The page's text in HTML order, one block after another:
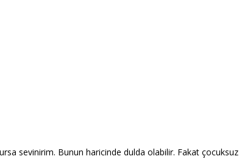
sevinirim. Bunun haricinde dulda olabilir. Fakat çocuksuz